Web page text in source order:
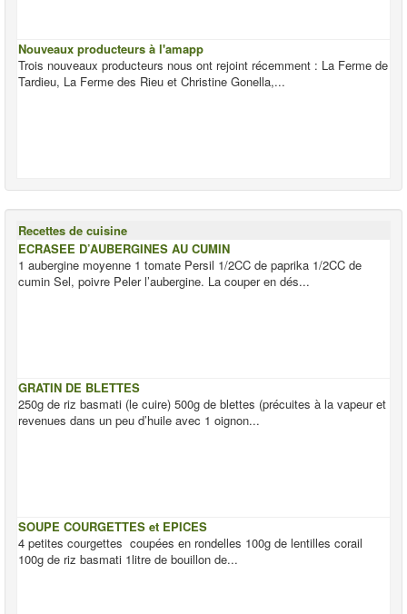
Nouveaux producteurs à l'amapp
Trois nouveaux producteurs nous ont rejoint récemment : La Ferme de
Tardieu, La Ferme des Rieu et Christine Gonella,...
Recettes de cuisine
ECRASEE D’AUBERGINES AU CUMIN
1 aubergine moyenne 1 tomate Persil 1/2CC de paprika 1/2CC de
cumin Sel, poivre Peler l’aubergine. La couper en dés...
GRATIN DE BLETTES
250g de riz basmati (le cuire) 500g de blettes (précuites à la vapeur et
revenues dans un peu d’huile avec 1 oignon...
SOUPE COURGETTES et EPICES
4 petites courgettes coupées en rondelles 100g de lentilles corail
100g de riz basmati 1litre de bouillon de...